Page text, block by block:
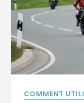
COMMENT